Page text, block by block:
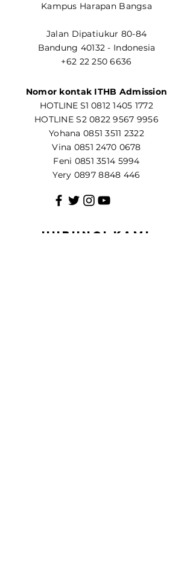
Kampus Harapan Bangsa
Jalan Dipatiukur 80-84
Bandung 40132 - Indonesia
+62 22 250 6636
Nomor kontak ITHB Admission
​HOTLINE S10812 1405 1772
HOTLINE S20822 9567 9956
Yohana0851 3511 2322
Vina 0851 2470 0678
Feni 0851 3514 5994
Yery 0897 8848 446
Hubungi kami